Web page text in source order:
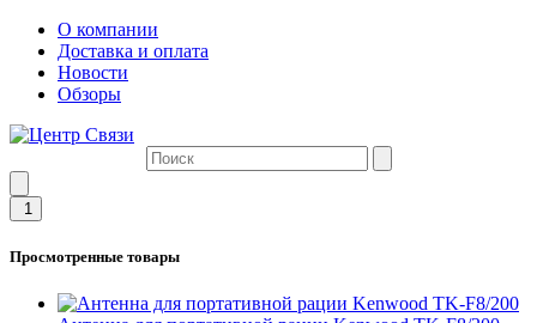
О компании
Доставка и оплата
Новости
Обзоры
1
Просмотренные товары